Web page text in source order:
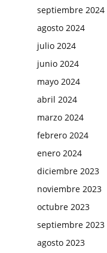
septiembre 2024
agosto 2024
julio 2024
junio 2024
mayo 2024
abril 2024
marzo 2024
febrero 2024
enero 2024
diciembre 2023
noviembre 2023
octubre 2023
septiembre 2023
agosto 2023